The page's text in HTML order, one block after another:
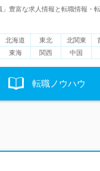
豊富な求人情報と転職情報・
北海道 東北 北関東
東海
関西 中国
転職ノウハウ